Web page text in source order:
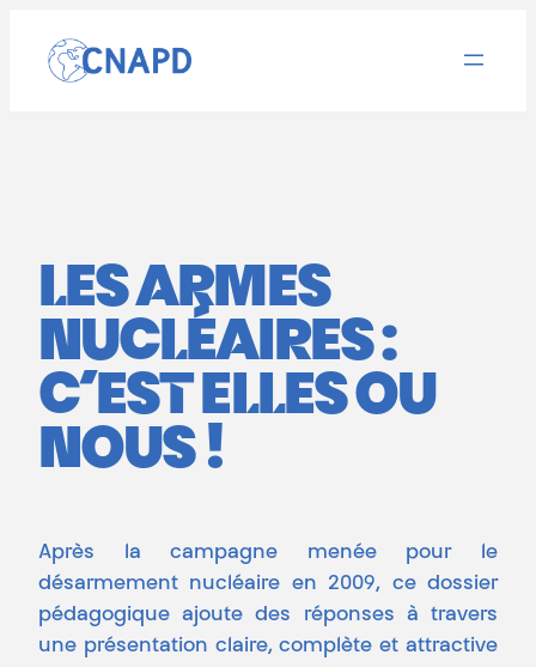
contenu
LES ARMES
NUCLÉAIRES :
C’EST ELLES OU
NOUS !
Après la campagne menée pour le
désarmement nucléaire en 2009, ce dossier
pédagogique ajoute des réponses à travers
une présentation claire, complète et attractive